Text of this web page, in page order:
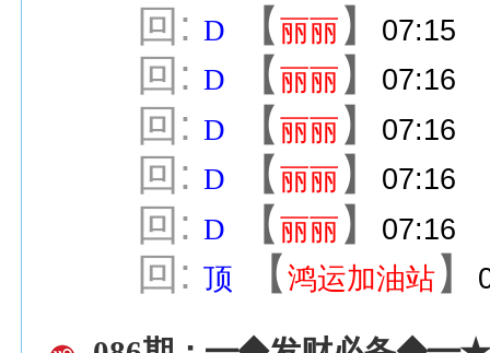
回: D 【丽丽 】 07:15
回: D 【丽丽 】 07:16
回: D 【丽丽 】 07:16
回: D 【丽丽 】 07:16
回: D 【丽丽 】 07:16
回: 顶 【鸿运加油站 】